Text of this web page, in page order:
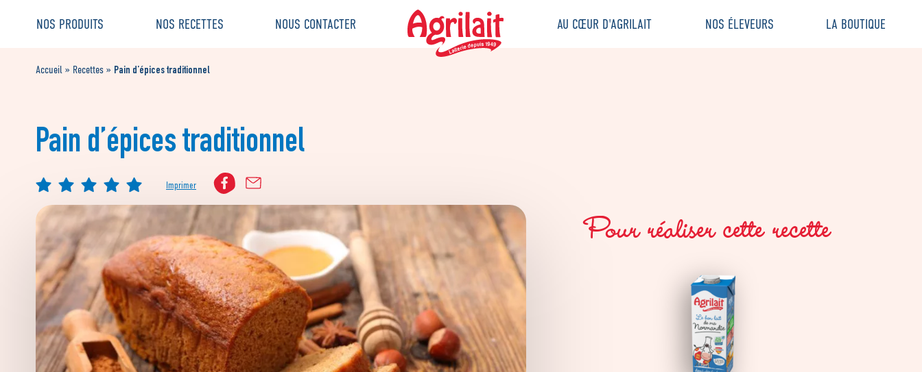
contenu
NOS PRODUITS NOS RECETTES NOUS CONTACTER AU CŒUR D'AGRILAIT NOS ÉLEVEURS LA BOUTIQUE
Accueil » Recettes » Pain d’épices traditionnel
Pain d’épices traditionnel
Imprimer
Pour réaliser cette recette